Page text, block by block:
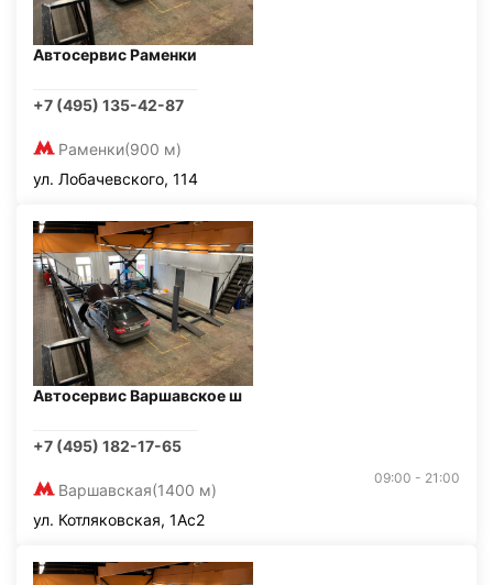
Автосервис Раменки
+7 (495) 135-42-87
Раменки(900 м)
ул. Лобачевского, 114
Автосервис Варшавское ш
+7 (495) 182-17-65
Варшавская(1400 м)
09:00 - 21:00
ул. Котляковская, 1Ас2